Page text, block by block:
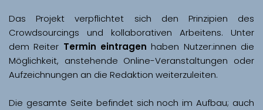
Das Projekt verpflichtet sich den Prinzipien des
Crowdsourcings und kollaborativen Arbeitens. Unter
dem Reiter Termin eintragen haben Nutzer:innen die
Möglichkeit, anstehende Online-Veranstaltungen oder
Aufzeichnungen an die Redaktion weiterzuleiten.
Die gesamte Seite befindet sich noch im Aufbau; auch